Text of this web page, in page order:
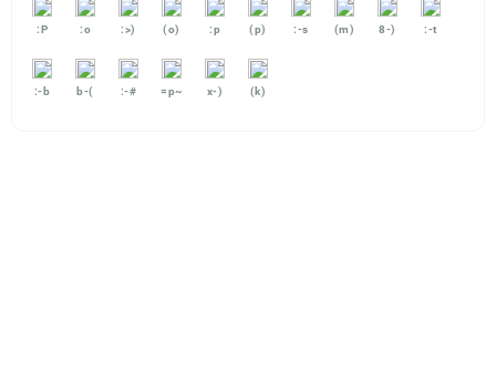
:P :o :>) (o) :p (p) :-s (m) 8-) :-t
:-b b-( :-# =p~ x-) (k)